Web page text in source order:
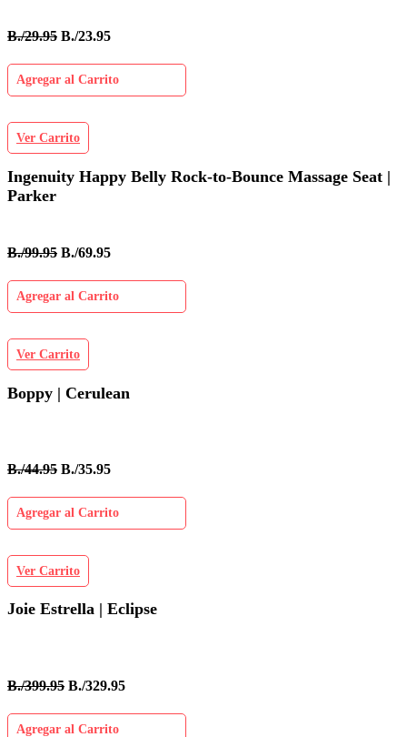
B./29.95 B./23.95
Agregar al Carrito
Ver Carrito
Ingenuity Happy Belly Rock-to-Bounce Massage Seat |
Parker
B./99.95 B./69.95
Agregar al Carrito
Ver Carrito
Boppy | Cerulean
B./44.95 B./35.95
Agregar al Carrito
Ver Carrito
Joie Estrella | Eclipse
B./399.95 B./329.95
Agregar al Carrito